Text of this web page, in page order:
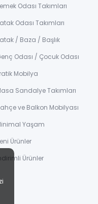
Odası Takımları
Odası Takımları
/ Baza / Başlık
Odası / Çocuk Odası
Mobilya
Sandalye Takımları
ve Balkon Mobilyası
Yaşam
Ürünler
Ürünler